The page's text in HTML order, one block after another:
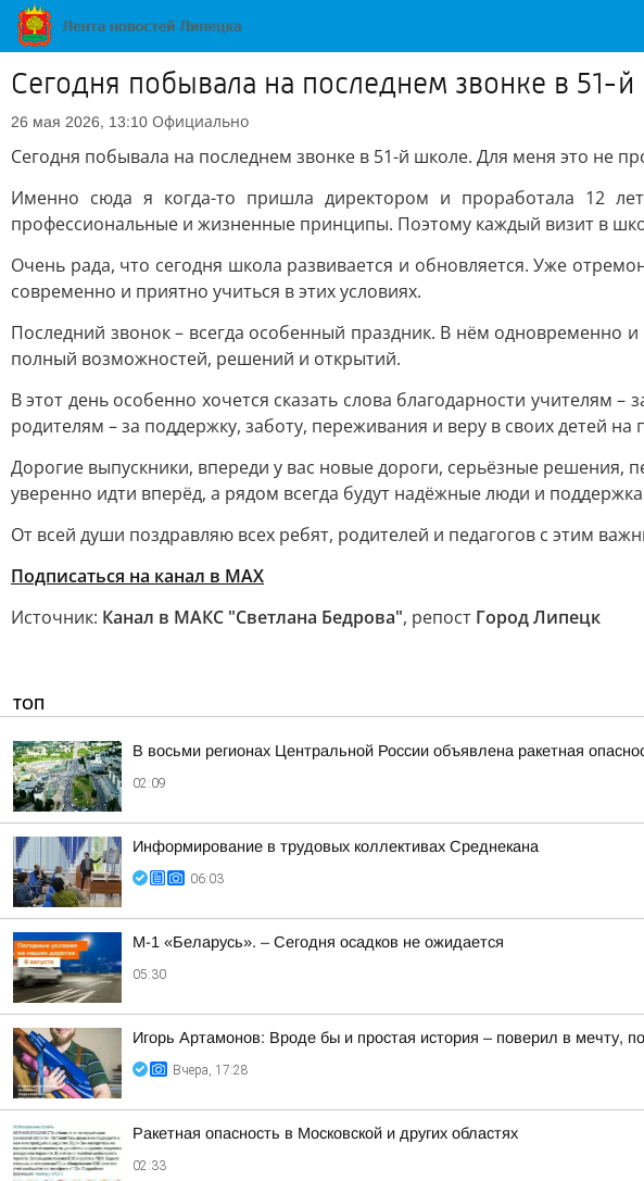
Сегодня побывала на последнем звонке в 51-
26 мая 2026, 13:10 Официально
Сегодня побывала на последнем звонке в 51-й школе. Для меня это не
Именно сюда я когда-то пришла директором и проработала 12
профессиональные и жизненные принципы. Поэтому каждый визит в
Очень рада, что сегодня школа развивается и обновляется. Уже
современно и приятно учиться в этих условиях.
Последний звонок – всегда особенный праздник. В нём одновременно
полный возможностей, решений и открытий.
В этот день особенно хочется сказать слова благодарности учителям
родителям – за поддержку, заботу, переживания и веру в своих детей
Дорогие выпускники, впереди у вас новые дороги, серьёзные
уверенно идти вперёд, а рядом всегда будут надёжные люди и
От всей души поздравляю всех ребят, родителей и педагогов с этим
Подписаться на канал в МАХ
Источник: Канал в МАКС "Светлана Бедрова", репост Город Липецк
ТОП
В восьми регионах Центральной России объявлена ракетная
02:09
Информирование в трудовых коллективах Среднекана
06:03
М-1 «Беларусь». – Сегодня осадков не ожидается
05:30
Игорь Артамонов: Вроде бы и простая история – поверил в мечту,
Вчера, 17:28
Ракетная опасность в Московской и других областях
02:33